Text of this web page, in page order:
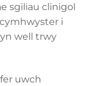
sgiliau clinigol
i
well trwy
uwch